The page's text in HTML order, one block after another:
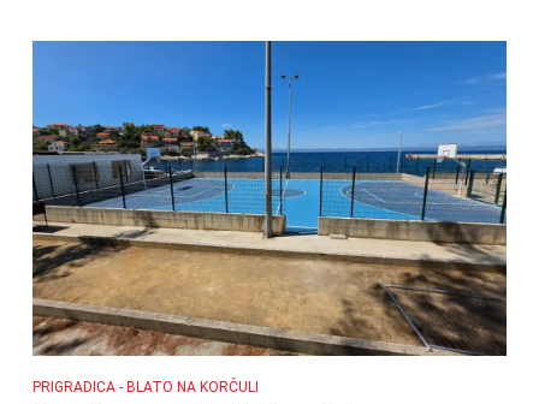
PRIGRADICA - BLATO NA KORČULI